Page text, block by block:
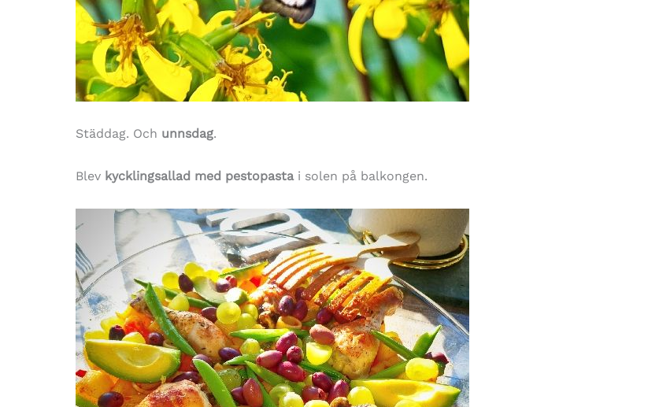
Städdag. Och unnsdag.
Blev kycklingsallad med pestopastai solen på balkongen.